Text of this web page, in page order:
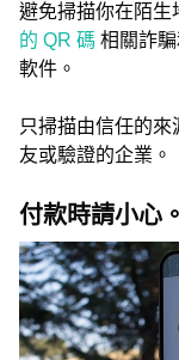
避免掃描你在陌生
的 QR 碼 相關詐
軟件。
只掃描由信任的
友或驗證的企業。
付款時請小心。